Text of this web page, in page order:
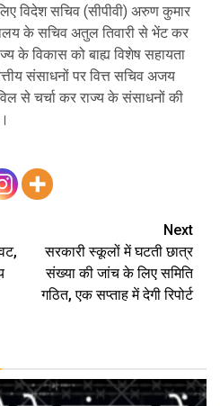
विदेश सचिव (सीपीवी) अरुण कुमार
के सचिव अतुल तिवारी से भेंट कर
के विकास को बाह्य विशेष सहायता
संसाधनों पर वित्त सचिव अजय
से चर्चा कर राज्य के संसाधनों की
Next
सरकारी स्कूलों में घटती छात्र
संख्या की जांच के लिए समिति
गठित, एक सप्ताह में देगी रिपोर्ट